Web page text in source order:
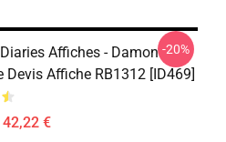
Affiches - Damon
Devis Affiche RB1312 [ID469]
€
-20%